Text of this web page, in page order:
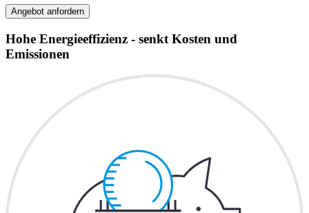
Angebot anfordern
Hohe Energieeffizienz - senkt Kosten und
Emissionen